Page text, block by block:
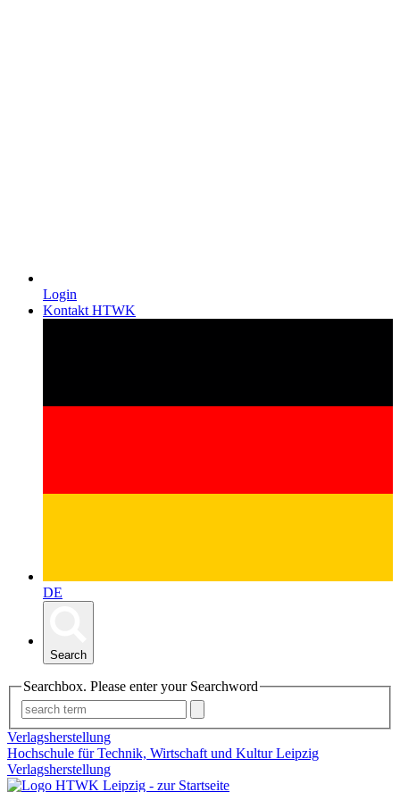
Login
Kontakt HTWK
DE
Search
Searchbox. Please enter your Searchword
Verlagsherstellung
Hochschule für Technik, Wirtschaft und Kultur Leipzig
Verlagsherstellung